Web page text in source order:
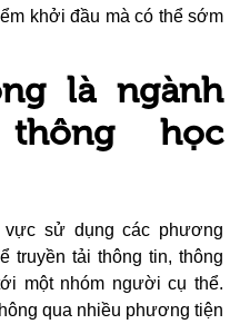
khởi đầu mà có thể sớm
là ngành
học
vực sử dụng các phương
truyền tải thông tin, thông
một nhóm người cụ thể.
qua nhiều phương tiện